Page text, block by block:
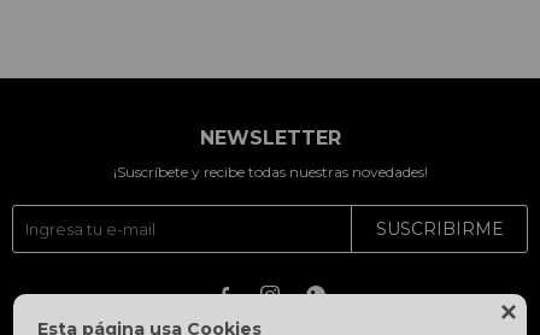

Esta página usa Cookies
NEWSLETTER
¡Suscríbete y recibe todas nuestras novedades!
SUSCRIBIRME
  